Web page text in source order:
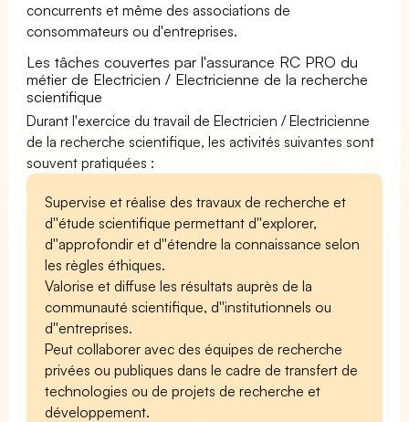
concurrents et même des associations de
consommateurs ou d'entreprises.
Les tâches couvertes par l'assurance RC PRO du
métier de Electricien / Electricienne de la recherche
scientifique
Durant l'exercice du travail de Electricien / Electricienne
de la recherche scientifique, les activités suivantes sont
souvent pratiquées :
Supervise et réalise des travaux de recherche et
d''étude scientifique permettant d''explorer,
d''approfondir et d''étendre la connaissance selon
les règles éthiques.
Valorise et diffuse les résultats auprès de la
communauté scientifique, d''institutionnels ou
d''entreprises.
Peut collaborer avec des équipes de recherche
privées ou publiques dans le cadre de transfert de
technologies ou de projets de recherche et
développement.